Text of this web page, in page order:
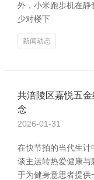
外，小米跑步机在
少对楼下
新闻动态
共涪陵区嘉悦五
念
2026-01-31
在快节拍的当代生
谈主运转热爱健康
于为健身意思者提